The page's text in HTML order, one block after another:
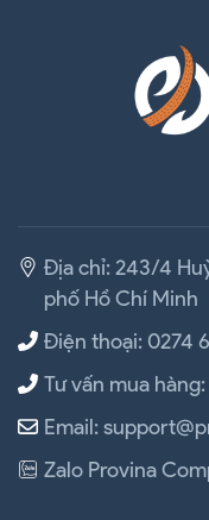
Địa chỉ: 243/4
phố Hồ Chí Minh
Điện thoại: 0274
Tư vấn mua
Email:
Zalo Provina